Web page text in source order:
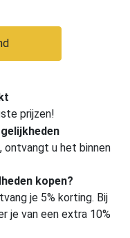
prijzen!
u het binnen
kopen?
je 5% korting. Bij
je van een extra 10%